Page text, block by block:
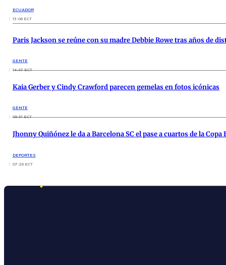
ECUADOR
13:06 ECT
Paris Jackson se reúne con su madre Debbie Rowe tras años de
GENTE
14:47 ECT
Kaia Gerber y Cindy Crawford parecen gemelas en fotos icónicas
GENTE
09:31 ECT
Jhonny Quiñónez le da a Barcelona SC el pase a cuartos de la Copa
DEPORTES
07:26 ECT